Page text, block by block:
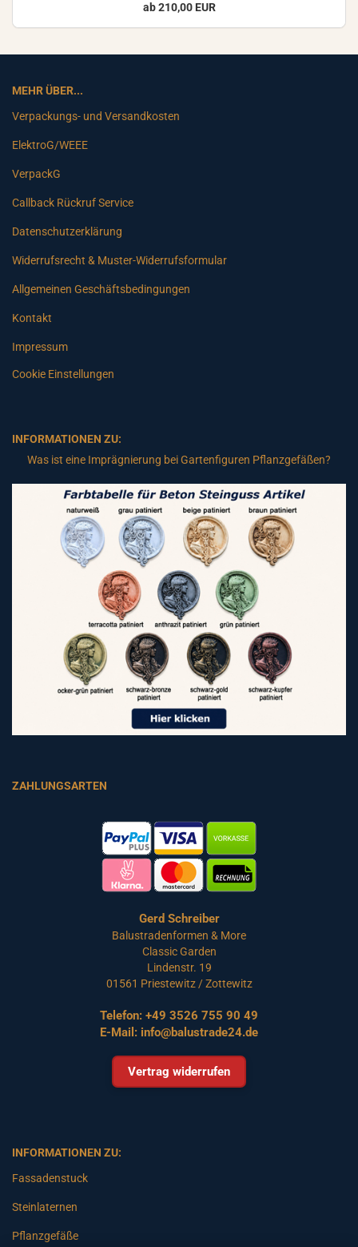
ab 210,00 EUR
MEHR ÜBER...
Verpackungs- und Versandkosten
ElektroG/WEEE
VerpackG
Callback Rückruf Service
Datenschutzerklärung
Widerrufsrecht & Muster-Widerrufsformular
Allgemeinen Geschäftsbedingungen
Kontakt
Impressum
Cookie Einstellungen
INFORMATIONEN ZU:
Was ist eine Imprägnierung bei Gartenfiguren Pflanzgefäßen?
ZAHLUNGSARTEN
Gerd Schreiber
Balustradenformen & More
Classic Garden
Lindenstr. 19
01561 Priestewitz / Zottewitz
Telefon: +49 3526 755 90 49
E-Mail: info@balustrade24.de
Vertrag widerrufen
INFORMATIONEN ZU:
Fassadenstuck
Steinlaternen
Pflanzgefäße